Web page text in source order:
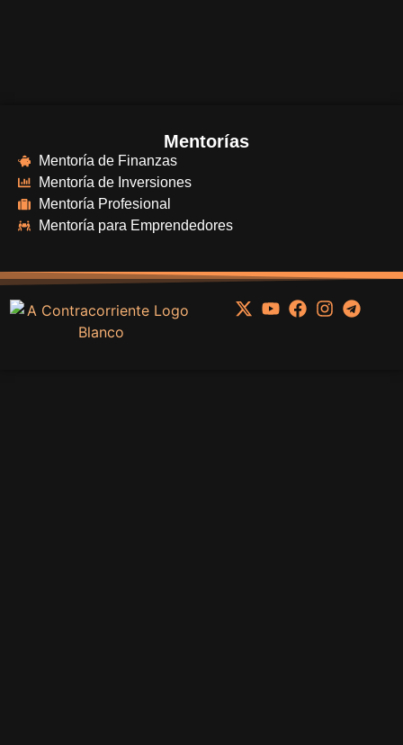
Mentorías
Mentoría de Finanzas
Mentoría de Inversiones
Mentoría Profesional
Mentoría para Emprendedores